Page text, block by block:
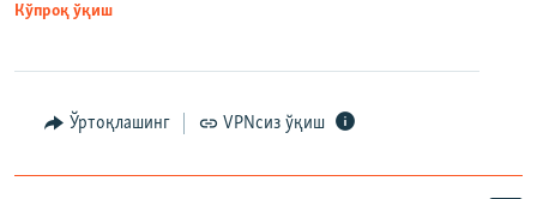
Кўпроқ ўқиш
Ўртоқлашинг VPNсиз ўқиш